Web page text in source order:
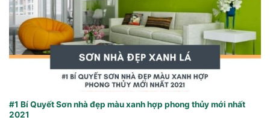
#1 Bí Quyết Sơn nhà đẹp màu xanh hợp phong thủy mới nhất
2021